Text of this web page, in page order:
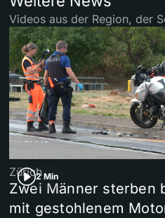
Videos aus der Region, der
2 Min
Zürich
Zwei Männer sterben
mit gestohlenem